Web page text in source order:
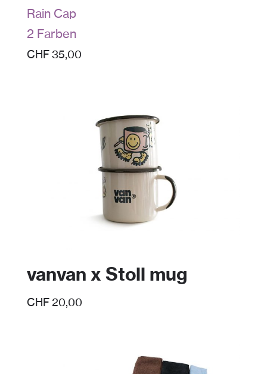
Rain Cap
2 Farben
CHF 35,00
vanvan x Stoll mug
CHF 20,00